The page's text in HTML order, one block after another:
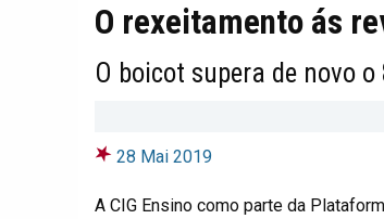
O rexeitamento ás
O boicot supera de novo
28 Mai 2019
A CIG Ensino como parte da